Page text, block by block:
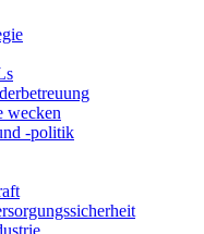
wecken
-politik